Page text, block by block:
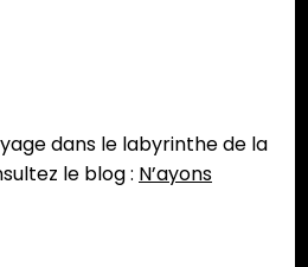
dans le labyrinthe de la
le blog : N’ayons